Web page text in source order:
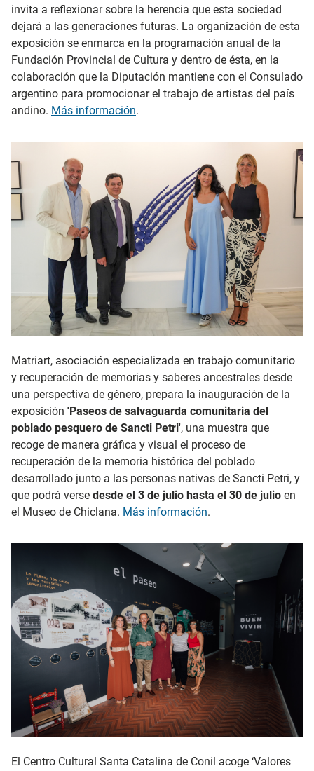
invita a reflexionar sobre la herencia que esta sociedad
dejará a las generaciones futuras. La organización de esta
exposición se enmarca en la programación anual de la
Fundación Provincial de Cultura y dentro de ésta, en la
colaboración que la Diputación mantiene con el Consulado
argentino para promocionar el trabajo de artistas del país
andino. Más información.
Matriart, asociación especializada en trabajo comunitario
y recuperación de memorias y saberes ancestrales desde
una perspectiva de género, prepara la inauguración de la
exposición 'Paseos de salvaguarda comunitaria del
poblado pesquero de Sancti Petri', una muestra que
recoge de manera gráfica y visual el proceso de
recuperación de la memoria histórica del poblado
desarrollado junto a las personas nativas de Sancti Petri, y
que podrá verse desde el 3 de julio hasta el 30 de julio en
el Museo de Chiclana. Más información.
El Centro Cultural Santa Catalina de Conil acoge ‘Valores